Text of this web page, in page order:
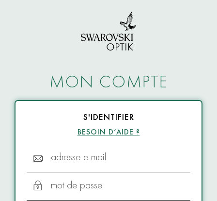
MON COMPTE
S'IDENTIFIER
BESOIN D’AIDE ?
adresse e-mail
mot de passe